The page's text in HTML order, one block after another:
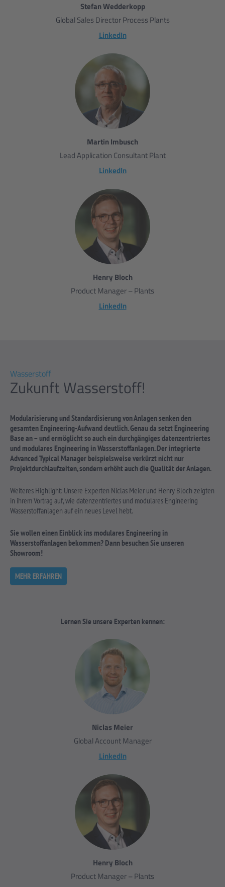
Stefan Wedderkopp
Global Sales Director Process Plants
LinkedIn
Martin Imbusch
Lead Application Consultant Plant
LinkedIn
Henry Bloch
Product Manager – Plants
LinkedIn
Wasserstoff
Zukunft Wasserstoff!
Modularisierung und Standardisierung von Anlagen senken den
gesamten Engineering-Aufwand deutlich. Genau da setzt Engineering
Base an – und ermöglicht so auch ein durchgängiges datenzentriertes
und modulares Engineering in Wasserstoffanlagen. Der integrierte
Advanced Typical Manager beispielsweise verkürzt nicht nur
Projektdurchlaufzeiten, sondern erhöht auch die Qualität der Anlagen.
Weiteres Highlight: Unsere Experten Niclas Meier und Henry Bloch zeigten
in ihrem Vortrag auf, wie datenzentriertes und modulares Engineering
Wasserstoffanlagen auf ein neues Level hebt.
Sie wollen einen Einblick ins modulares Engineering in
Wasserstoffanlagen bekommen? Dann besuchen Sie unseren
Showroom!
MEHR ERFAHREN
Lernen Sie unsere Experten kennen:
Niclas Meier
Global Account Manager
LinkedIn
Henry Bloch
Product Manager – Plants